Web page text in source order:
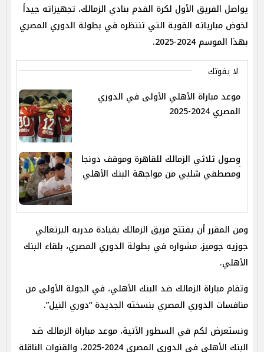
يواصل الفريق الأول لكرة القدم بنادي الزمالك، تجهيزاته جيداً
لخوض مبارياته القوية التي تنتظره في بطولة الدوري المصري
بهذا الموسم 2024-2025.
لا يفوتك
موعد مباراة الأهلي الأولى في الدوري
المصري 2024-2025
وصول ثلاثي الزمالك للقاهرة وموقف دونجا
ومصطفي شلبي من مواجهة البنك الأهلي
ومن المقرر أن يفتتح فريق الزمالك بقيادة مدربه البرتغالي
جوزيه جوميز، مشواره في بطولة الدوري المصري، بلقاء البنك
الأهلي.
وتقام مباراة الزمالك ضد البنك الأهلي، في الجولة الأولى من
منافسات الدوري المصري بنسخته الجديدة “دوري النيل”.
ونستعرض لكم في السطور الآتية، موعد مباراة الزمالك ضد
البنك الأهلي في الدوري المصري 2024-2025، والقنوات الناقلة